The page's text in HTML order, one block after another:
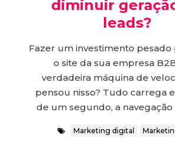
diminuir
leads?
Fazer um investimento pesado
o site da sua empresa
verdadeira máquina de
pensou nisso? Tudo carrega
de um segundo, a navegação
Marketing digital